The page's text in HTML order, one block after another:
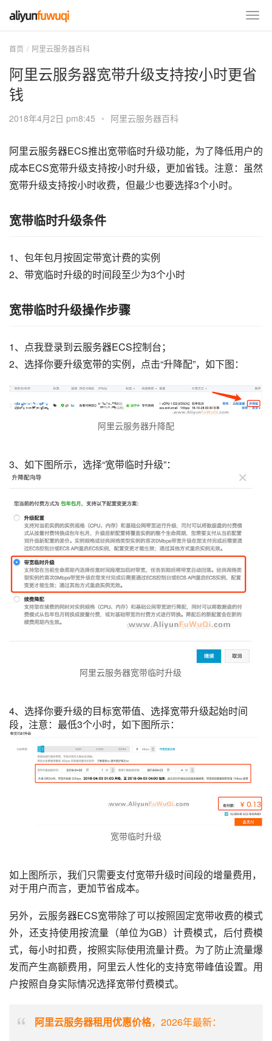
首页 阿里云服务器百科
阿里云服务器宽带升级支持按小时更省
钱
2018年4月2日 pm8:45 • 阿里云服务器百科
阿里云服务器ECS推出宽带临时升级功能，为了降低用户的
成本ECS宽带升级支持按小时升级，更加省钱。注意：虽然
宽带升级支持按小时收费，但最少也要选择3个小时。
宽带临时升级条件
1、包年包月按固定带宽计费的实例
2、带宽临时升级的时间段至少为3个小时
宽带临时升级操作步骤
1、点我登录到云服务器ECS控制台；
2、选择你要升级宽带的实例，点击“升降配”，如下图：
阿里云服务器升降配
3、如下图所示，选择“宽带临时升级”：
阿里云服务器宽带临时升级
4、选择你要升级的目标宽带值、选择宽带升级起始时间
段，注意：最低3个小时，如下图所示：
宽带临时升级
如上图所示，我们只需要支付宽带升级时间段的增量费用，
对于用户而言，更加节省成本。
另外，云服务器ECS宽带除了可以按照固定宽带收费的模式
外，还支持使用按流量（单位为GB）计费模式，后付费模
式，每小时扣费，按照实际使用流量计费。为了防止流量爆
发而产生高额费用，阿里云人性化的支持宽带峰值设置。用
户按照自身实际情况选择宽带付费模式。
阿里云服务器租用优惠价格，2026年最新：